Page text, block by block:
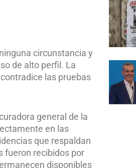
circunstancia y
de alto perfil. La
las pruebas
general de la
en las
que respaldan
fueron recibidos por
disponibles